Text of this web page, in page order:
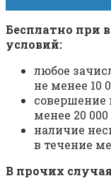
Бесплатно при
условий:
любое
не менее 10
менее 20
наличие
в течение
В прочих